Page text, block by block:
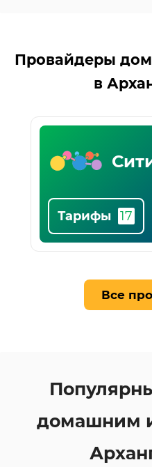
Провайдеры
в
Тарифы
Список
Все
домашним